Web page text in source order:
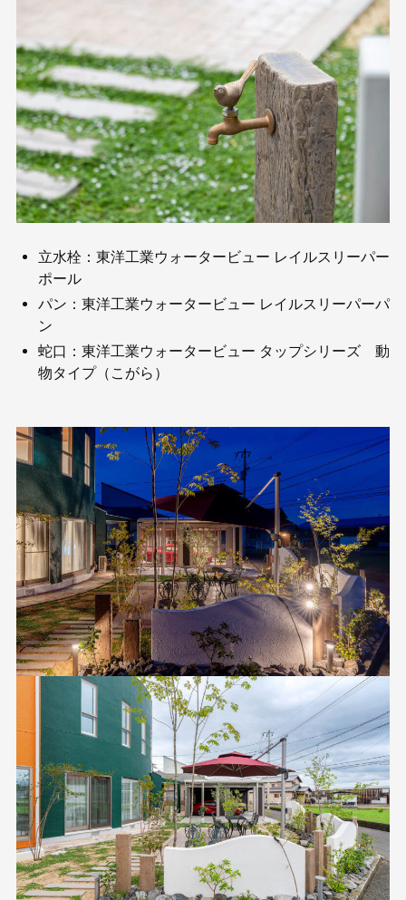
立水栓：東洋工業ウォータービュー レイルスリーパー
ポール
パン：東洋工業ウォータービュー レイルスリーパーパ
ン
蛇口：東洋工業ウォータービュー タップシリーズ 動
物タイプ（こがら）